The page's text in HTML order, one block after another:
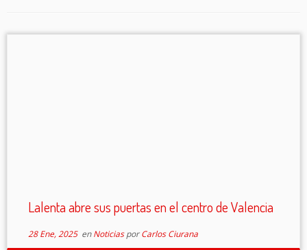
Lalenta abre sus puertas en el centro de Valencia
28 Ene, 2025enNoticiasporCarlos Ciurana